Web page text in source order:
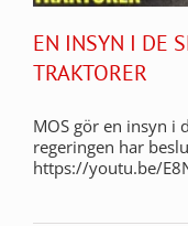
EN INSYN I DE
TRAKTORER
MOS gör en insyn i
regeringen har
https://youtu.be/